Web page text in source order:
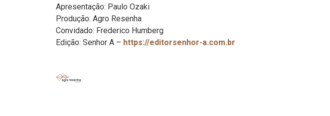
Apresentação: Paulo Ozaki
Produção: Agro Resenha
Convidado: Frederico Humberg
Edição: Senhor A – https://editorsenhor-a.com.br